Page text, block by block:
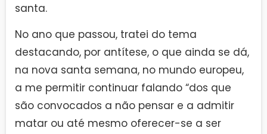
santa.
No ano que passou, tratei do tema
destacando, por antítese, o que ainda se dá,
na nova santa semana, no mundo europeu,
a me permitir continuar falando “dos que
são convocados a não pensar e a admitir
matar ou até mesmo oferecer-se a ser